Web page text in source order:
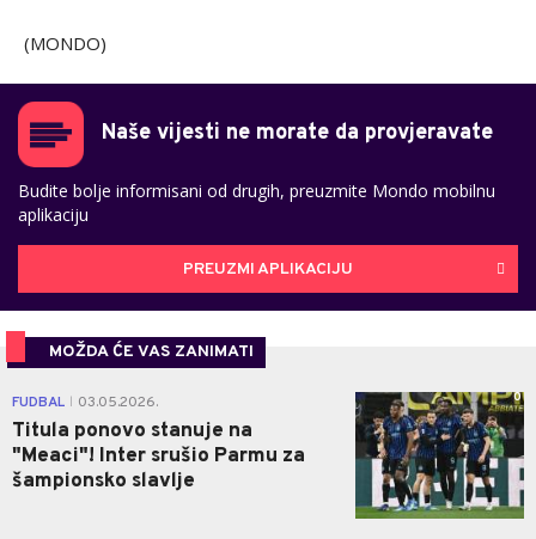
(MONDO)
Naše vijesti ne morate da provjeravate
Budite bolje informisani od drugih, preuzmite Mondo mobilnu
aplikaciju
PREUZMI APLIKACIJU
MOŽDA ĆE VAS ZANIMATI
FUDBAL 03.05.2026.
Titula ponovo stanuje na
"Meaci"! Inter srušio Parmu za
šampionsko slavlje
0